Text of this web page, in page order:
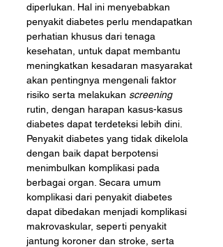
diperlukan. Hal ini menyebabkan
penyakit diabetes perlu mendapatkan
perhatian khusus dari tenaga
kesehatan, untuk dapat membantu
meningkatkan kesadaran masyarakat
akan pentingnya mengenali faktor
risiko serta melakukan screening
rutin, dengan harapan kasus-kasus
diabetes dapat terdeteksi lebih dini.
Penyakit diabetes yang tidak dikelola
dengan baik dapat berpotensi
menimbulkan komplikasi pada
berbagai organ. Secara umum
komplikasi dari penyakit diabetes
dapat dibedakan menjadi komplikasi
makrovaskular, seperti penyakit
jantung koroner dan stroke, serta